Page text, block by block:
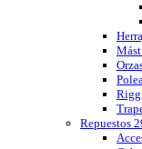
Repuestos